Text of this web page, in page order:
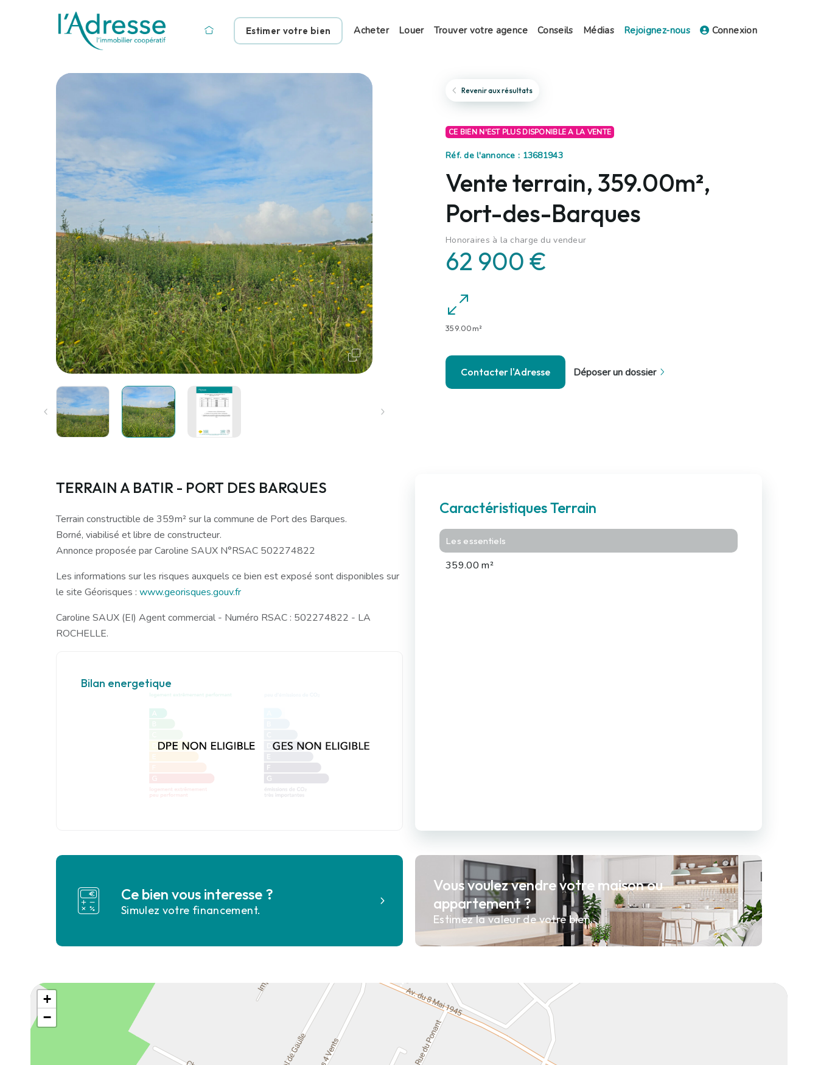
Estimer votre bien Acheter Louer Trouver votre agence Conseils Médias Rejoignez-nous Connexion
Revenir aux résultats
CE BIEN N'EST PLUS DISPONIBLE A LA VENTE
Réf. de l'annonce : 13681943
Vente terrain, 359.00m²,
Port-des-Barques
Honoraires à la charge du vendeur
62 900 €
359.00m²
Contacter l'Adresse Déposer un dossier
TERRAIN A BATIR - PORT DES BARQUES
Terrain constructible de 359m² sur la commune de Port des Barques.
Borné, viabilisé et libre de constructeur.
Annonce proposée par Caroline SAUX N°RSAC 502274822
Les informations sur les risques auxquels ce bien est exposé sont disponibles sur
le site Géorisques : www.georisques.gouv.fr
Caroline SAUX (EI) Agent commercial - Numéro RSAC : 502274822 - LA
ROCHELLE.
Bilan energetique
Caractéristiques Terrain
Les essentiels
359.00 m²
Ce bien vous interesse ?
Simulez votre financement.
Vous voulez vendre votre maison ou
appartement ?
Estimez la valeur de votre bien.
+
−